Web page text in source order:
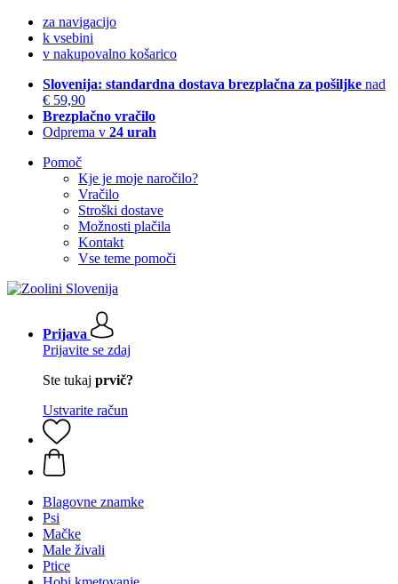
za navigacijo
k vsebini
v nakupovalno košarico
Slovenija: standardna dostava brezplačna za pošiljke nad
€ 59,90
Brezplačno vračilo
Odprema v 24 urah
Pomoč
Kje je moje naročilo?
Vračilo
Stroški dostave
Možnosti plačila
Kontakt
Vse teme pomoči
Prijava
Prijavite se zdaj
Ste tukaj prvič?
Ustvarite račun
Blagovne znamke
Psi
Mačke
Male živali
Ptice